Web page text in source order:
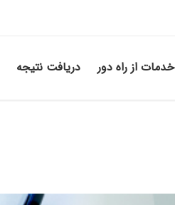
خدمات از راه دور دریافت نتیجه